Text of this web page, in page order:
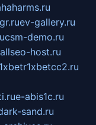
ev-gallery.ru
csm-demo.ru
allseo-host.ru
e-abis1c.ru
sand.ru